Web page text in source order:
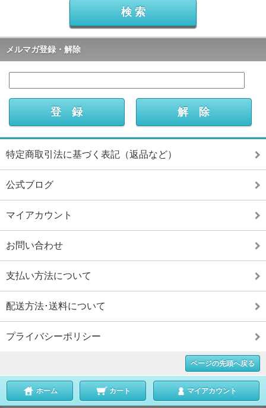
メルマガ登録・解除
特定商取引法に基づく表記（返品など）
公式ブログ
マイアカウント
お問い合わせ
支払い方法について
配送方法･送料について
プライバシーポリシー
ページの先頭へ戻る
ホーム カート マイアカウント